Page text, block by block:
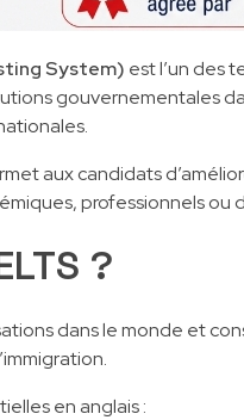
System) est l’un des
gouvernementales
aux candidats
professionnels ou
?
dans le monde et
en anglais :